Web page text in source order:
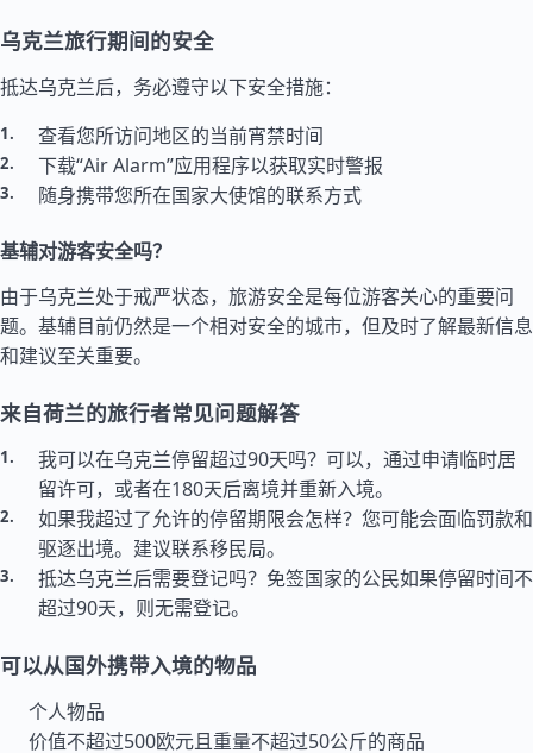
乌克兰旅行期间的安全
抵达乌克兰后，务必遵守以下安全措施：
查看您所访问地区的当前宵禁时间
下载“Air Alarm”应用程序以获取实时警报
随身携带您所在国家大使馆的联系方式
基辅对游客安全吗？
由于乌克兰处于戒严状态，旅游安全是每位游客关心的重要问
题。基辅目前仍然是一个相对安全的城市，但及时了解最新信息
和建议至关重要。
来自荷兰的旅行者常见问题解答
我可以在乌克兰停留超过90天吗？可以，通过申请临时居
留许可，或者在180天后离境并重新入境。
如果我超过了允许的停留期限会怎样？您可能会面临罚款和
驱逐出境。建议联系移民局。
抵达乌克兰后需要登记吗？免签国家的公民如果停留时间不
超过90天，则无需登记。
可以从国外携带入境的物品
个人物品
价值不超过500欧元且重量不超过50公斤的商品